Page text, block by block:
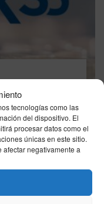
tecnologías como las
del dispositivo. El
procesar datos como el
únicas en este sitio.
negativamente a